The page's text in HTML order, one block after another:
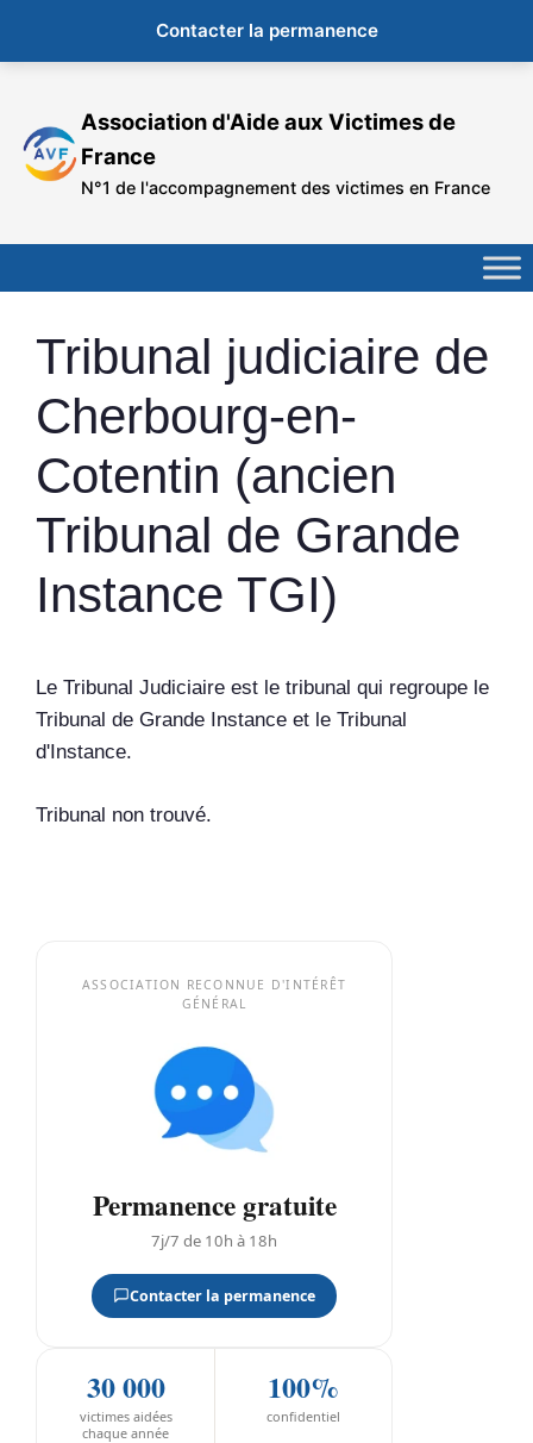
contenu
Contacter la permanence
Association d'Aide aux Victimes de
France
N°1 de l'accompagnement des victimes en France
Tribunal judiciaire de
Cherbourg-en-
Cotentin (ancien
Tribunal de Grande
Instance TGI)
Le Tribunal Judiciaire est le tribunal qui regroupe le
Tribunal de Grande Instance et le Tribunal
d'Instance.
Tribunal non trouvé.
ASSOCIATION RECONNUE D'INTÉRÊT
GÉNÉRAL
Permanence gratuite
7j/7 de 10h à 18h
Contacter la permanence
30 000
victimes aidées
chaque année
100%
confidentiel